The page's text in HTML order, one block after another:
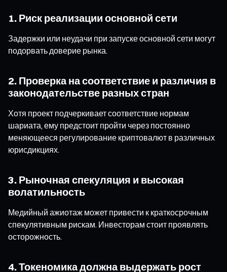
1. Риск реализации основной сети
Задержки или неудачи при запуске основной сети могут
подорвать доверие рынка.
2. Проверка на соответствие и различия в
законодательстве разных стран
Хотя проект подчеркивает соответствие нормам
шариата, ему предстоит пройти через постоянно
меняющееся регулирование криптовалют в различных
юрисдикциях.
3. Рыночная спекуляция и высокая
волатильность
Медийный ажиотаж может привести к краткосрочным
спекулятивным рискам. Инвесторам стоит проявлять
осторожность.
4. Токеномика должна выдержать рост